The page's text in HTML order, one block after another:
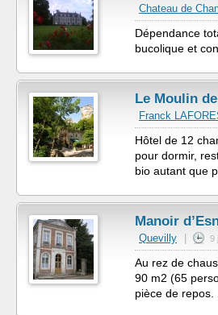
Chateau de
Dépendance
bucolique et
Le Moulin
Franck
Hôtel de 12
pour dormir,
bio autant que
Manoir
Quevilly 9
Au rez de
90 m2 (65
pièce de repos.